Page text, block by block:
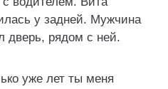
у задней. Мужчина
дверь, рядом с ней.
уже лет ты меня